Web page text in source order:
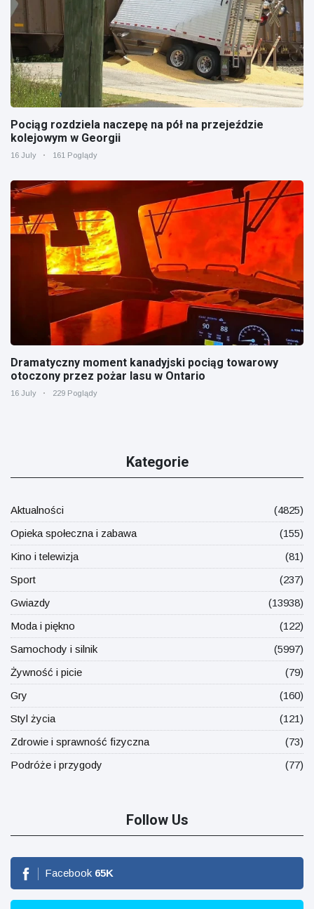
Pociąg rozdziela naczepę na pół na przejeździe
kolejowym w Georgii
16 July 161 Poglądy
Dramatyczny moment kanadyjski pociąg towarowy
otoczony przez pożar lasu w Ontario
16 July 229 Poglądy
Kategorie
Aktualności
(4825)
Opieka społeczna i zabawa
(155)
Kino i telewizja
(81)
Sport
(237)
Gwiazdy
(13938)
Moda i piękno
(122)
Samochody i silnik
(5997)
Żywność i picie
(79)
Gry
(160)
Styl życia
(121)
Zdrowie i sprawność fizyczna
(73)
Podróże i przygody
(77)
Follow Us
Facebook 65K